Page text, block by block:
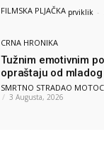
FILMSKA PLJAČKA prviklik -
CRNA HRONIKA
Tužnim emotivnim
opraštaju od
Husnije Porča
SMRTNO STRADAO
3 Augusta, 2026